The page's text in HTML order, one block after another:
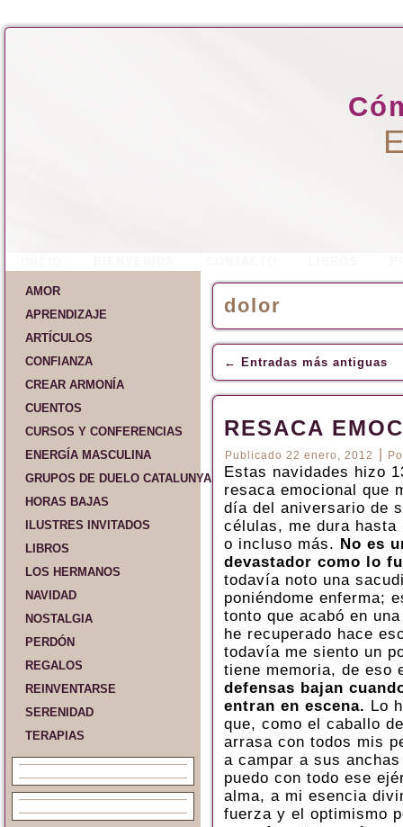
AMOR
APRENDIZAJE
ARTÍCULOS
CONFIANZA
CREAR ARMONÍA
CUENTOS
CURSOS Y CONFERENCIAS
ENERGÍA MASCULINA
GRUPOS DE DUELO CATALUNYA Y ESPAÑA
HORAS BAJAS
ILUSTRES INVITADOS
LIBROS
LOS HERMANOS
NAVIDAD
NOSTALGIA
PERDÓN
REGALOS
REINVENTARSE
SERENIDAD
TERAPIAS
dolor
← Entradas más antiguas
RESACA
Publicado 22 enero, 2012
Estas navidades hizo
resaca emocional que
día del aniversario de
células, me dura
o incluso más. No es
devastador como lo
todavía noto una
poniéndome enferma;
tonto que acabó en
he recuperado hace
todavía me siento un
tiene memoria, de eso
defensas bajan
entran en escena. Lo
que, como el caballo
arrasa con todos mis
a campar a sus
puedo con todo ese
alma, a mi esencia
fuerza y el optimismo